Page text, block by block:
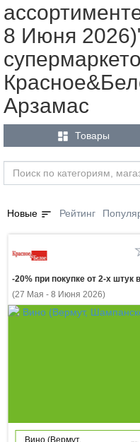
8 Июня
Арзамас
 Товары
Новые sort Рейтинг
(27 Мая - 8 Июня 2026)